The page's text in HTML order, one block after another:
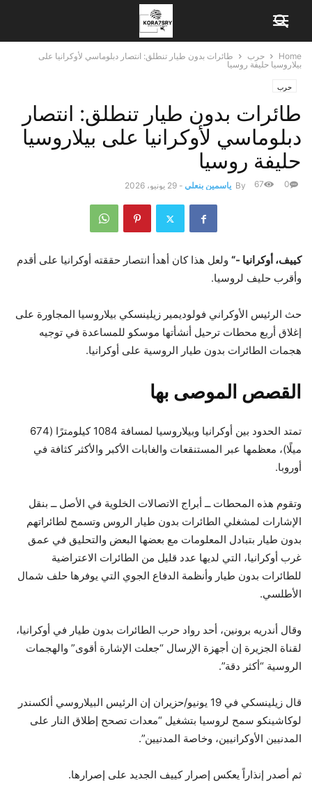
Home حرب
طائرات بدون طيار تنطلق: انتصار دبلوماسي لأوكرانيا على
بيلاروسيا حليفة روسيا
حرب
طائرات بدون طيار تنطلق: انتصار
دبلوماسي لأوكرانيا على بيلاروسيا
حليفة روسيا
By ياسمين بنعلي - 29 يونيو، 2026 0
67
كييف، أوكرانيا -“ ولعل هذا كان أهدأ انتصار حققته أوكرانيا على أقدم
وأقرب حليف لروسيا.
حث الرئيس الأوكراني فولوديمير زيلينسكي بيلاروسيا المجاورة على
إغلاق أربع محطات ترحيل أنشأتها موسكو للمساعدة في توجيه
هجمات الطائرات بدون طيار الروسية على أوكرانيا.
القصص الموصى بها
قائمة
من
4
القائمة
تمتد الحدود بين أوكرانيا وبيلاروسيا لمسافة 1084 كيلومترًا (674
ميلًا)، معظمها عبر المستنقعات والغابات الأكبر والأكثر كثافة في
أوروبا.
وتقوم هذه المحطات ــ أبراج الاتصالات الخلوية في الأصل ــ بنقل
الإشارات لمشغلي الطائرات بدون طيار الروس وتسمح لطائراتهم
بدون طيار بتبادل المعلومات مع بعضها البعض والتحليق في عمق
غرب أوكرانيا، التي لديها عدد قليل من الطائرات الاعتراضية
للطائرات بدون طيار وأنظمة الدفاع الجوي التي يوفرها حلف شمال
الأطلسي.
وقال أندريه برونين، أحد رواد حرب الطائرات بدون طيار في أوكرانيا،
لقناة الجزيرة إن أجهزة الإرسال “جعلت الإشارة أقوى” والهجمات
الروسية “أكثر دقة”.
قال زيلينسكي في 19 يونيو/حزيران إن الرئيس البيلاروسي ألكسندر
لوكاشينكو سمح لروسيا بتشغيل “معدات تصحح إطلاق النار على
المدنيين الأوكرانيين، وخاصة المدنيين”.
ثم أصدر إنذاراً يعكس إصرار كييف الجديد على إصرارها.